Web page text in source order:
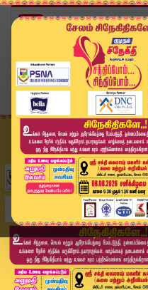
Home
தமிழ்நாடு
28 ஆண்டுகள் தாமதம்: